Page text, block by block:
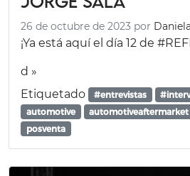
26 de octubre de 2023 por
¡Ya está aquí el día 12 de
d »
Etiquetado
#entrevistas
automotive
automotiveaftermarket
posventa